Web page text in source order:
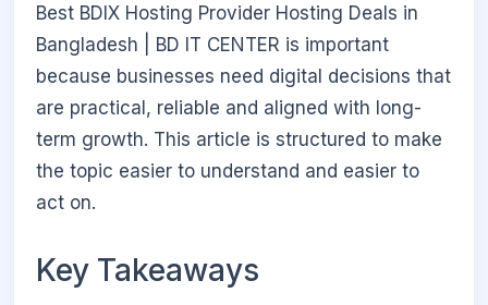
Best BDIX Hosting Provider Hosting Deals in
Bangladesh | BD IT CENTER is important
because businesses need digital decisions that
are practical, reliable and aligned with long-
term growth. This article is structured to make
the topic easier to understand and easier to
act on.
Key Takeaways